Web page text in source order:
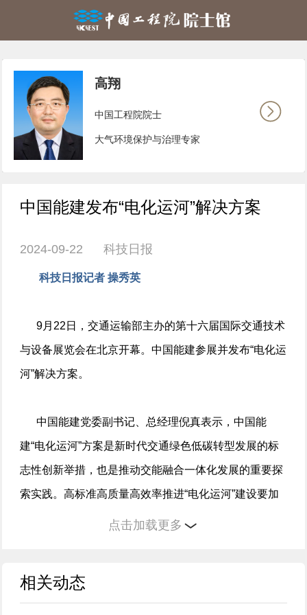
高翔
中国工程院院士
大气环境保护与治理专家
中国能建发布“电化运河”解决方案
2024-09-22 科技日报
科技日报记者 操秀英
9月22日，交通运输部主办的第十六届国际交通技术
与设备展览会在北京开幕。中国能建参展并发布“电化运
河”解决方案。
中国能建党委副书记、总经理倪真表示，中国能
建“电化运河”方案是新时代交通绿色低碳转型发展的标
志性创新举措，也是推动交能融合一体化发展的重要探
索实践。高标准高质量高效率推进“电化运河”建设要加
强区域联动协调，系统打造大运河航运业协同发展模
交能融合大数据平台；加强产业联动发展，系统构建大
点击加载更多
相关动态